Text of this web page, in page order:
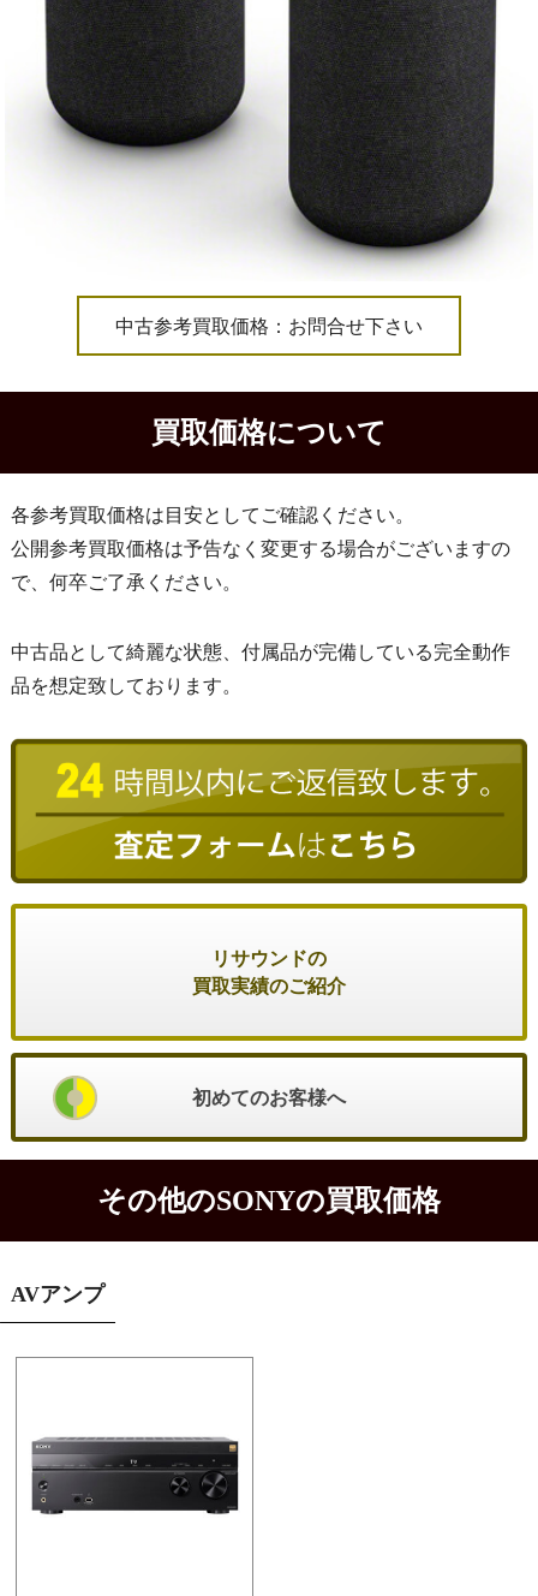
中古参考買取価格：お問合せ下さい
買取価格について
各参考買取価格は目安としてご確認ください。
公開参考買取価格は予告なく変更する場合がございますの
で、何卒ご了承ください。
中古品として綺麗な状態、付属品が完備している完全動作
品を想定致しております。
リサウンドの
買取実績のご紹介
初めてのお客様へ
その他のSONYの買取価格
AVアンプ